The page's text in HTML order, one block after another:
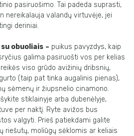
pasiruošimo. Tai padeda suprasti,
nereikalauja valandų virtuvėje, jei
deriniai.
obuoliais – puikus pavyzdys, kaip
galima pasiruošti vos per kelias
viso grūdo avižinių dribsnių,
(taip pat tinka augalinis pienas),
sėmenų ir žiupsnelio cinamono.
stiklainyje arba dubenėlyje,
per naktį. Ryte avižos bus
valgyti. Prieš patiekdami galite
riešutų, moliūgų sėklomis ar keliais